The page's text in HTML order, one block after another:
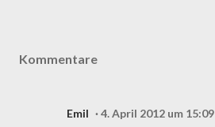
Kommentare
Emil 4. April 2012 um 15:09